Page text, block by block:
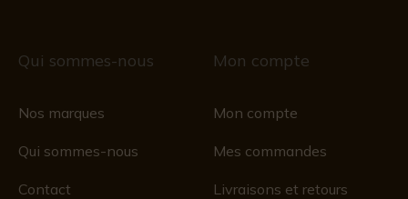
Qui sommes-nous
Nos marques
Qui sommes-nous
Contact
Mon compte
Mon compte
Mes commandes
Livraisons et retours